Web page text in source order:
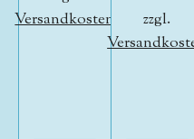
Versandkosten
zzgl.